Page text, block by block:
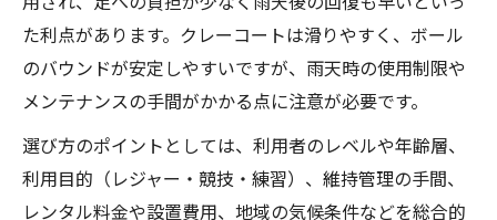
た利点があります。クレーコートは滑りやすく、ボール
のバウンドが安定しやすいですが、雨天時の使用制限や
メンテナンスの手間がかかる点に注意が必要です。
選び方のポイントとしては、利用者のレベルや年齢層、
利用目的（レジャー・競技・練習）、維持管理の手間、
レンタル料金や設置費用、地域の気候条件などを総合的